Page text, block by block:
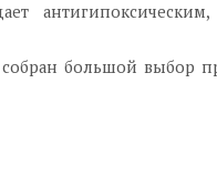
большой выбор